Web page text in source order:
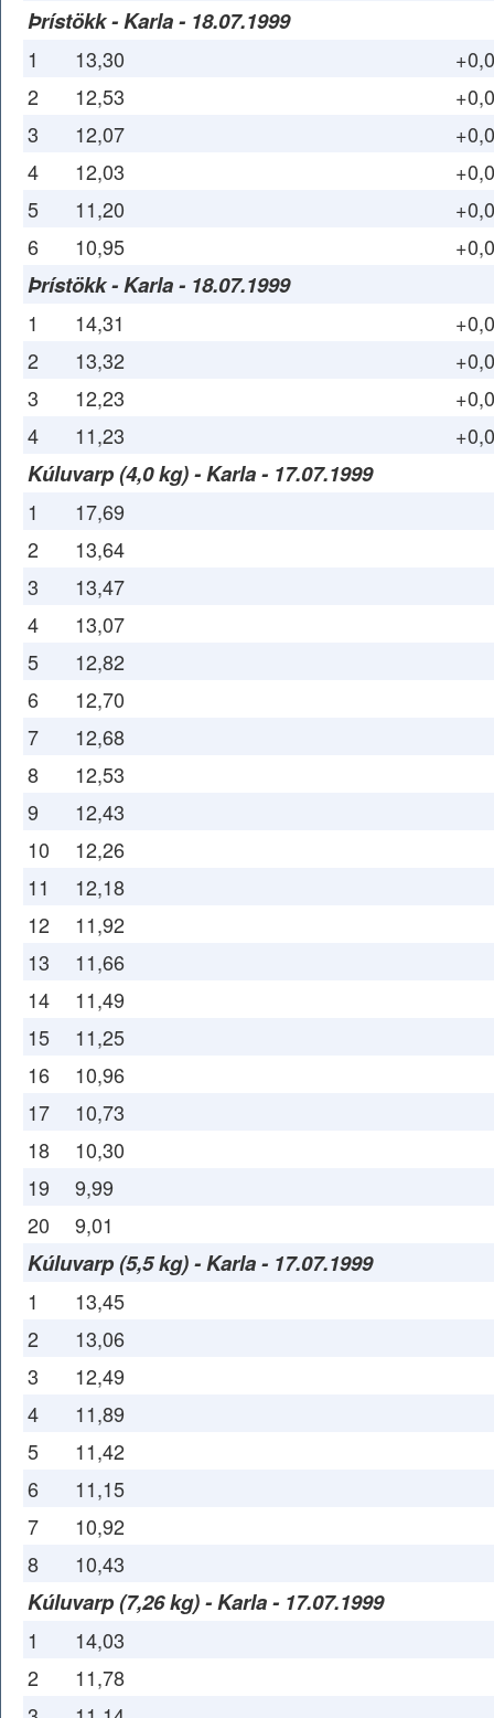
Þrístökk - Karla - 18.07.1999
1 13,30
+0,0
2
12,53
+0,0
3
12,07
+0,0
4
12,03
+0,0
5
11,20
+0,0
6
10,95 +0,0
Þrístökk - Karla - 18.07.1999
1 14,31
+0,0
2
13,32
+0,0
3
12,23
+0,0
4
11,23 +0,0
Kúluvarp (4,0 kg) - Karla - 17.07.1999
1
17,69
2
13,64
3
13,47
4
13,07
5
12,82
6
12,70
7
12,68
8
12,53
9
12,43
10
12,26
11
12,18
12
11,92
13
11,66
14
11,49
15
11,25
16
10,96
17
10,73
18
10,30
19
9,99
20
9,01
Kúluvarp (5,5 kg) - Karla - 17.07.1999
1
13,45
2
13,06
3
12,49
4
11,89
5
11,42
6
11,15
7
10,92
8
10,43
Kúluvarp (7,26 kg) - Karla - 17.07.1999
1
14,03
2
11,78